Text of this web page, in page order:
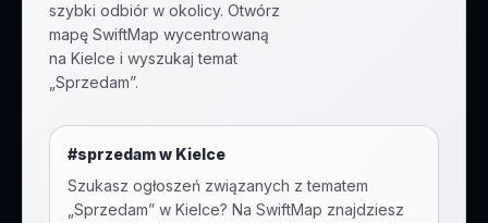
szybki odbiór w okolicy. Otwórz
mapę SwiftMap wycentrowaną
na Kielce i wyszukaj temat
„Sprzedam”.
#sprzedamw Kielce
Szukasz ogłoszeń związanych z tematem
Sprzedam” w Kielce? Na SwiftMap znajdziesz